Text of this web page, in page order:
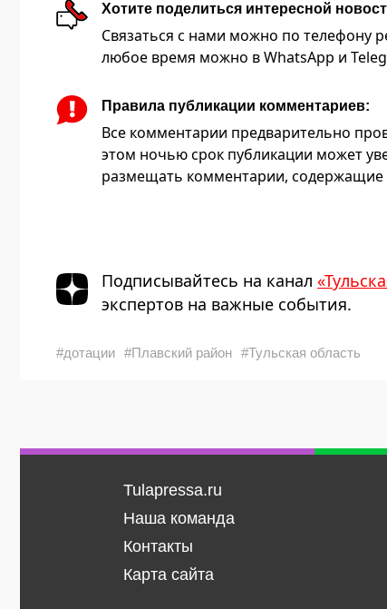
Хотите поделиться интересной
Связаться с нами можно по телефону
любое время можно в WhatsApp и
Правила публикации комментариев:
Все комментарии предварительно
этом ночью срок публикации может
размещать комментарии, содержащие
Подписывайтесь на канал
экспертов на важные события.
#дотации #Плавский район #Тульская область
Tulapressa.ru
Наша команда
Контакты
Карта сайта